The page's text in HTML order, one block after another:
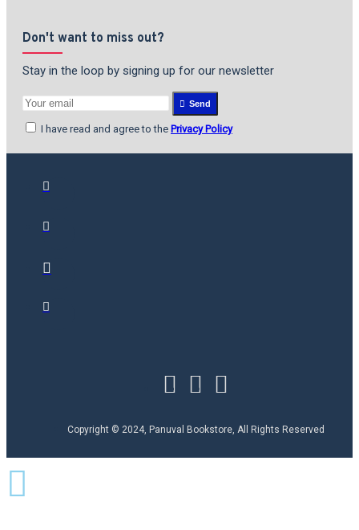
Don't want to miss out?
Stay in the loop by signing up for our newsletter
Send
I have read and agree to the Privacy Policy
Copyright © 2024, Panuval Bookstore, All Rights Reserved